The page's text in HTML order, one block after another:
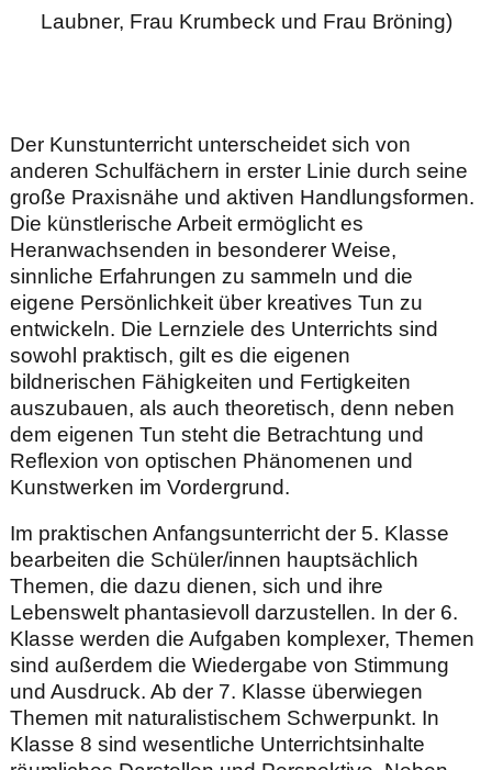
Laubner, Frau Krumbeck und Frau Bröning)
Der Kunstunterricht unterscheidet sich von
anderen Schulfächern in erster Linie durch seine
große Praxisnähe und aktiven Handlungsformen.
Die künstlerische Arbeit ermöglicht es
Heranwachsenden in besonderer Weise,
sinnliche Erfahrungen zu sammeln und die
eigene Persönlichkeit über kreatives Tun zu
entwickeln. Die Lernziele des Unterrichts sind
sowohl praktisch, gilt es die eigenen
bildnerischen Fähigkeiten und Fertigkeiten
auszubauen, als auch theoretisch, denn neben
dem eigenen Tun steht die Betrachtung und
Reflexion von optischen Phänomenen und
Kunstwerken im Vordergrund.
Im praktischen Anfangsunterricht der 5. Klasse
bearbeiten die Schüler/innen hauptsächlich
Themen, die dazu dienen, sich und ihre
Lebenswelt phantasievoll darzustellen. In der 6.
Klasse werden die Aufgaben komplexer, Themen
sind außerdem die Wiedergabe von Stimmung
und Ausdruck. Ab der 7. Klasse überwiegen
Themen mit naturalistischem Schwerpunkt. In
Klasse 8 sind wesentliche Unterrichtsinhalte